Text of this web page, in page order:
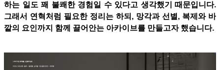
하는 일도 꽤 불쾌한 경험일 수 있다고 생각했기 때문입니다.
그래서 연혁처럼 필요한 정리는 하되, 망각과 선별, 복제와 바
깥의 요인까지 함께 끌어안는 아카이브를 만들고자 했습니다.